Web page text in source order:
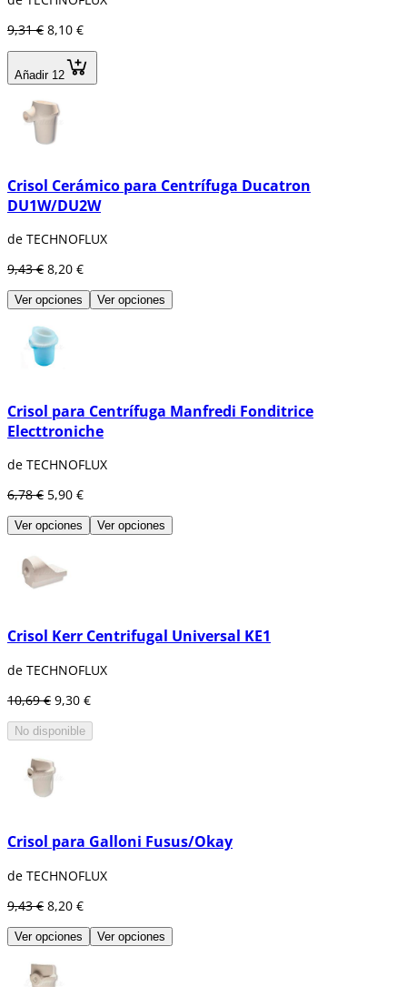
9,31 € 8,10 €
Añadir 12
Crisol Cerámico para Centrífuga Ducatron
DU1W/DU2W
de TECHNOFLUX
9,43 € 8,20 €
Ver opciones Ver opciones
Crisol para Centrífuga Manfredi Fonditrice
Electtroniche
de TECHNOFLUX
6,78 € 5,90 €
Ver opciones Ver opciones
Crisol Kerr Centrifugal Universal KE1
de TECHNOFLUX
10,69 € 9,30 €
No disponible
Crisol para Galloni Fusus/Okay
de TECHNOFLUX
9,43 € 8,20 €
Ver opciones Ver opciones